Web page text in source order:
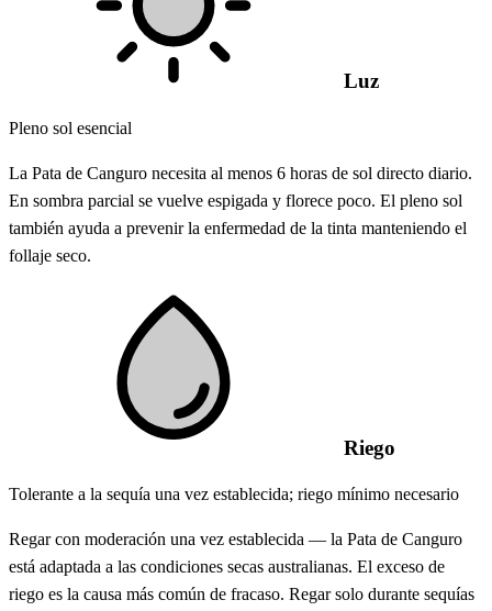
Luz
Pleno sol esencial
La Pata de Canguro necesita al menos 6 horas de sol directo diario.
En sombra parcial se vuelve espigada y florece poco. El pleno sol
también ayuda a prevenir la enfermedad de la tinta manteniendo el
follaje seco.
Riego
Tolerante a la sequía una vez establecida; riego mínimo necesario
Regar con moderación una vez establecida — la Pata de Canguro
está adaptada a las condiciones secas australianas. El exceso de
riego es la causa más común de fracaso. Regar solo durante sequías